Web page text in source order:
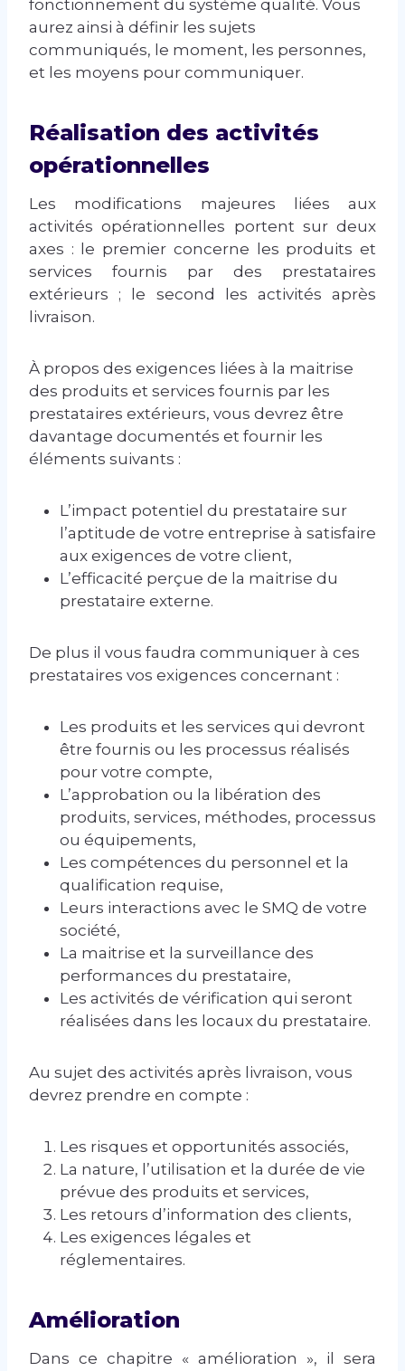
fonctionnement du système qualité. Vous
aurez ainsi à définir les sujets
communiqués, le moment, les personnes,
et les moyens pour communiquer.
Réalisation des activités
opérationnelles
Les modifications majeures liées aux
activités opérationnelles portent sur deux
axes : le premier concerne les produits et
services fournis par des prestataires
extérieurs ; le second les activités après
livraison.
À propos des exigences liées à la maitrise
des produits et services fournis par les
prestataires extérieurs, vous devrez être
davantage documentés et fournir les
éléments suivants :
L’impact potentiel du prestataire sur
l’aptitude de votre entreprise à satisfaire
aux exigences de votre client,
L’efficacité perçue de la maitrise du
prestataire externe.
De plus il vous faudra communiquer à ces
prestataires vos exigences concernant :
Les produits et les services qui devront
être fournis ou les processus réalisés
pour votre compte,
L’approbation ou la libération des
produits, services, méthodes, processus
ou équipements,
Les compétences du personnel et la
qualification requise,
Leurs interactions avec le SMQ de votre
société,
La maitrise et la surveillance des
performances du prestataire,
Les activités de vérification qui seront
réalisées dans les locaux du prestataire.
Au sujet des activités après livraison, vous
devrez prendre en compte :
Les risques et opportunités associés,
La nature, l’utilisation et la durée de vie
prévue des produits et services,
Les retours d’information des clients,
Les exigences légales et
réglementaires.
Amélioration
Dans ce chapitre « amélioration », il sera